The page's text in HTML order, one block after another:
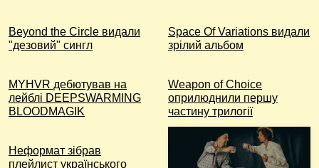
Beyond the Circle видали
"дезовий" сингл
Space Of Variations видали
зрілий альбом
MYHVR дебютував на
лейблі DEEPSWARMING
BLOODMAGIK
Weapon of Choice
оприлюднили першу
частину трилогії
Неформат зібрав
плейлист українського